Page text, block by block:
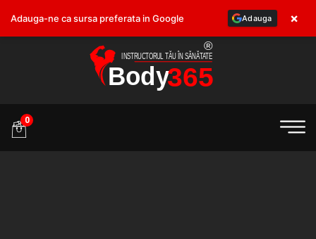
0
Adauga-ne ca sursa preferata in Google Adauga ×